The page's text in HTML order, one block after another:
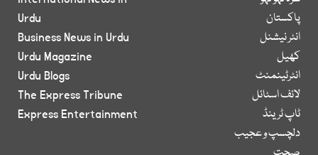
پاکستان
انٹر نیشنل
کھیل
انٹرٹینمنٹ
لائف اسٹائل
ٹاپ ٹرینڈ
دلچسپ و عجیب
Urdu
Business News in Urdu
Urdu Magazine
Urdu Blogs
The Express Tribune
Express Entertainment